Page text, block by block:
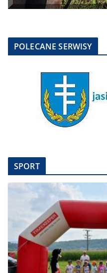
POLECANE SERWISY
SPORT